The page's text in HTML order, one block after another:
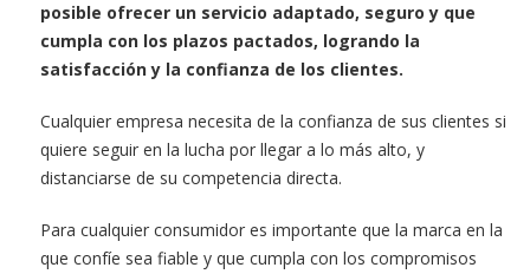
posible ofrecer un servicio adaptado, seguro y que
cumpla con los plazos pactados, logrando la
satisfacción y la confianza de los clientes.
Cualquier empresa necesita de la confianza de sus clientes si
quiere seguir en la lucha por llegar a lo más alto, y
distanciarse de su competencia directa.
Para cualquier consumidor es importante que la marca en la
que confíe sea fiable y que cumpla con los compromisos